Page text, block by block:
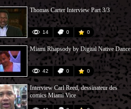
Thomas Carter Interview Part 3/3
14 0 0
Miami Rhapsody by Digital Native Dance
42 0 0
Interview Carl Reed, dessinateur des
comics Miami Vice